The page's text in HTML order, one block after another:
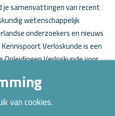
je samenvattingen van recent
wetenschappelijk
onderzoekers en nieuws
Verloskunde is een
Verloskunde voor
van cookies.